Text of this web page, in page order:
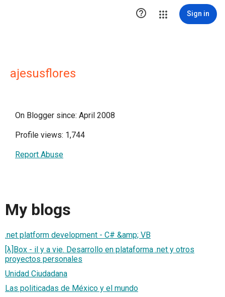
 Sign in
ajesusflores
On Blogger since: April 2008
Profile views: 1,744
Report Abuse
My blogs
.net platform development - C# &amp; VB
[λ]Box - il y a vie. Desarrollo en plataforma .net y otros
proyectos personales
Unidad Ciudadana
Las politicadas de México y el mundo